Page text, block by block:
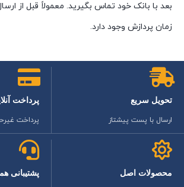
بعد با بانک خود تماس بگیرید. معمولاً قبل از
زمان پردازش وجود دارد.
تحویل سریع
ارسال با پست پیشتاز
پرداخت
پرداخت
محصولات اصل پشتیبانی